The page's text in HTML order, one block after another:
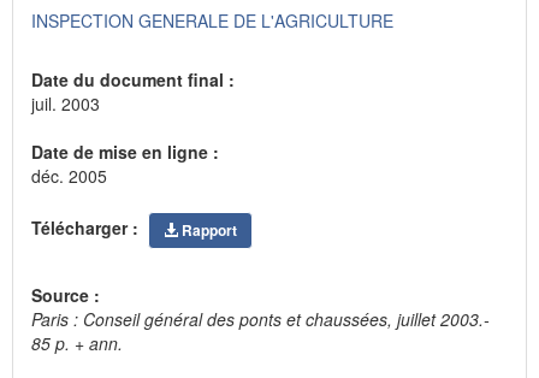
INSPECTION GENERALE DE L'AGRICULTURE
Date du document final :
juil. 2003
Date de mise en ligne :
déc. 2005
Télécharger : Rapport
Source :
Paris : Conseil général des ponts et chaussées, juillet 2003.-
85 p. + ann.